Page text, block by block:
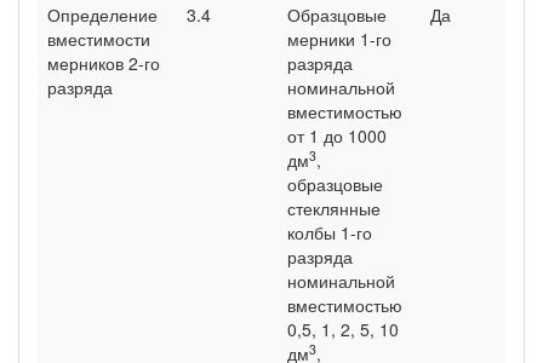
Определение
вмести­мости
мерников 2-го
раз­ряда
3.4
Образцовые
мерники 1-го
разряда
номиналь­ной
вместимостью
от 1 до 1000
дм3,
образцовые
стеклянные
колбы 1-го
разряда
номинальной
вместимостью
0,5, 1, 2, 5, 10
дм3,
Да